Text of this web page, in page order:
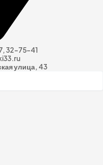
32-75-41
улица, 43